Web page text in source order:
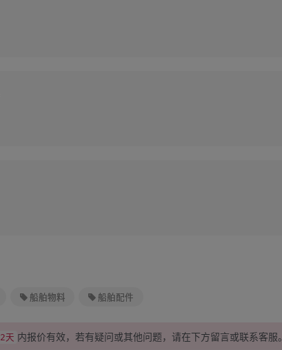
船舶物料 船舶配件
2天 内报价有效，若有疑问或其他问题，请在下方留言或联系客服。